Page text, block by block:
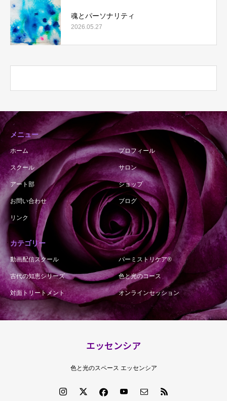
魂とパーソナリティ
2026.05.27
メニュー
ホーム プロフィール
スクール サロン
アート部 ショップ
お問い合わせ ブログ
リンク
カテゴリー
動画配信スクール パーミストリケア®︎
古代の知恵シリーズ 色と光のコース
対面トリートメント オンラインセッション
エッセンシア
色と光のスペース エッセンシア